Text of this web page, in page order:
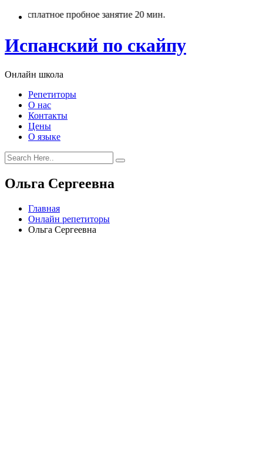
Бесплатное пробное занятие 20 мин.
Испанский по скайпу
Онлайн школа
Репетиторы
О нас
Контакты
Цены
О языке
Ольга Сергеевна
Главная
Онлайн репетиторы
Ольга Сергеевна